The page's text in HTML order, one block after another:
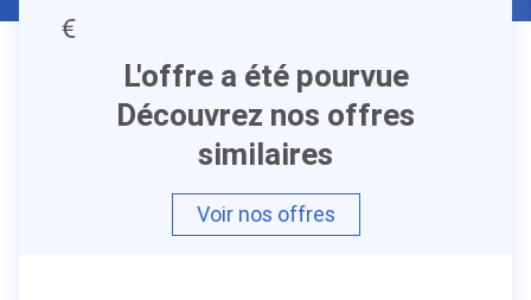
L'offre a été pourvue
Découvrez nos offres
similaires
Voir nos offres